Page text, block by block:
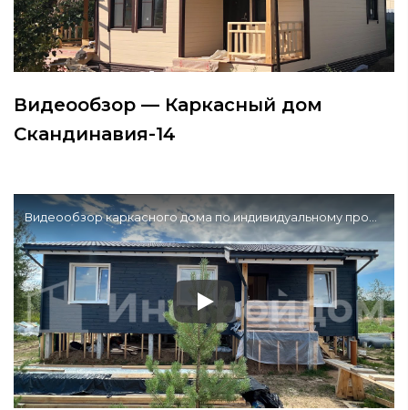
Видеообзор — Каркасный дом
Скандинавия-14
Видеообзор каркасного дома по индивидуальному проекту 8,5х12 м